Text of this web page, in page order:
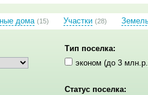
дома (15) Участки (28)
Тип поселка:
эконом (до 3
Статус поселка: